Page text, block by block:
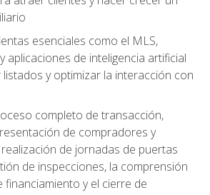
esenciales como el MLS,
aplicaciones de inteligencia artificial
y optimizar la interacción con
completo de transacción,
de compradores y
de jornadas de puertas
de inspecciones, la comprensión
financiamiento y el cierre de